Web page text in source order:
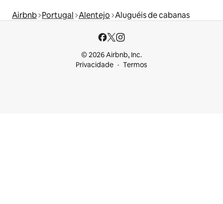
Airbnb Portugal Alentejo Aluguéis de cabanas
© 2026 Airbnb, Inc.
Privacidade
Termos